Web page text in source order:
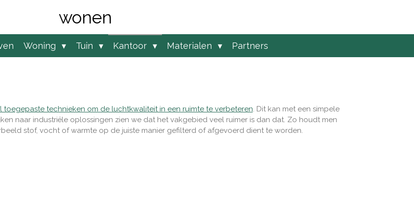
wonen
Woning Tuin Kantoor Materialen Partners
technieken om de luchtkwaliteit in een ruimte te verbeteren . Dit kan met een simpele
naar industriële oplossingen zien we dat het vakgebied veel ruimer is dan dat. Zo houdt men
stof, vocht of warmte op de juiste manier gefilterd of afgevoerd dient te worden.